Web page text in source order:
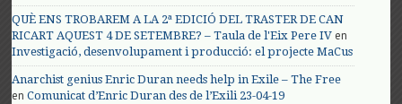
QUÈ ENS TROBAREM A LA 2ª EDICIÓ DEL TRASTER DE CAN
RICART AQUEST 4 DE SETEMBRE? – Taula de l'Eix Pere IV en
Investigació, desenvolupament i producció: el projecte MaCus
Anarchist genius Enric Duran needs help in Exile – The Free
enComunicat d’Enric Duran des de l’Exili 23-04-19